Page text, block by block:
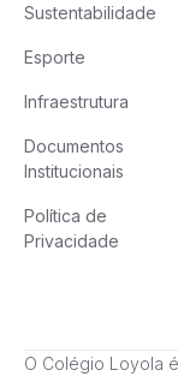
Sustentabilidade
Esporte
Infraestrutura
Documentos
Institucionais
Política de
Privacidade
O Colégio Loyola